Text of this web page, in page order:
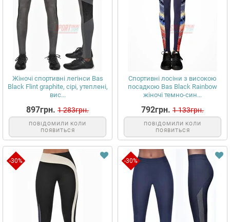
Жіночі спортивні легінси Bas
Black Flint graphite, сірі, утеплені,
вис...
897грн. 1 283грн.
ПОВІДОМИЛИ КОЛИ
ПОЯВИТЬСЯ
Спортивні лосіни з високою
посадкою Bas Black Rainbow
жіночі темно-син...
792грн. 1 133грн.
ПОВІДОМИЛИ КОЛИ
ПОЯВИТЬСЯ
-30% -30%